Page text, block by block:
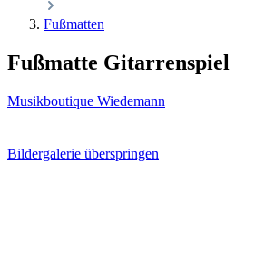
Fußmatten
Fußmatte Gitarrenspiel
Musikboutique Wiedemann
Bildergalerie überspringen